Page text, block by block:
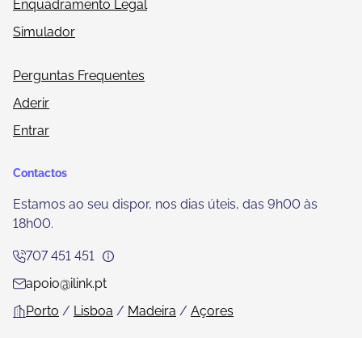
Enquadramento Legal
Simulador
Perguntas Frequentes
Aderir
Entrar
Contactos
Estamos ao seu dispor, nos dias úteis, das 9h00 às
18h00.
707 451 451
apoio@ilink.pt
Porto / Lisboa / Madeira / Açores